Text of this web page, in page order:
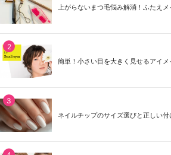
上がらないまつ毛悩み解消！ふたえメ
簡単！小さい目を大きく見せるアイメ
ネイルチップのサイズ選びと正しい付